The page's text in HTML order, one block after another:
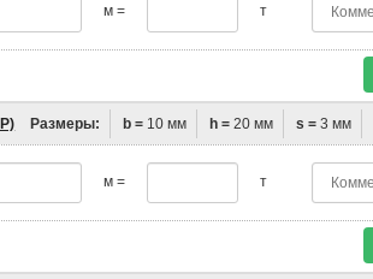
м = т
Размеры: b = 10 мм h = 20 мм s = 3 мм
м = т